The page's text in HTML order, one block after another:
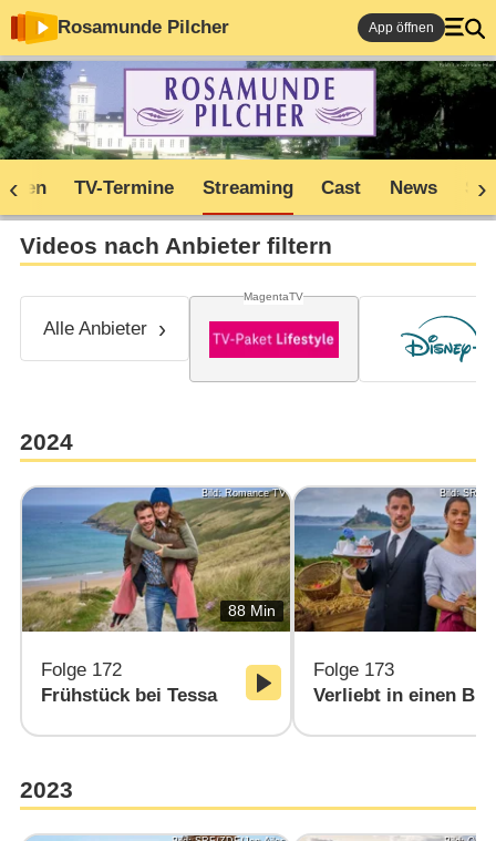
Rosamunde Pilcher App öffnen
TV-Termine Streaming Cast News
Videos nach Anbieter filtern
Alle Anbieter
MagentaTV
2024
Bild: Romance TV
88 Min
Folge 172
Frühstück bei Tessa
Bild: SRF/
Folge 173
Verliebt in einen
2023